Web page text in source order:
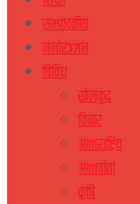
सम्पादकीय
मनोरञ्जन
विविध
खेलकुद
विचार
अन्तराष्ट्रिय
अन्तर्वार्ता
कृषि